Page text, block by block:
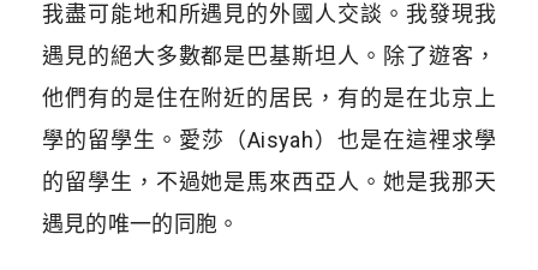
我盡可能地和所遇見的外國人交談。我發現我
遇見的絕大多數都是巴基斯坦人。除了遊客，
他們有的是住在附近的居民，有的是在北京上
學的留學生。愛莎（Aisyah）也是在這裡求學
的留學生，不過她是馬來西亞人。她是我那天
遇見的唯一的同胞。